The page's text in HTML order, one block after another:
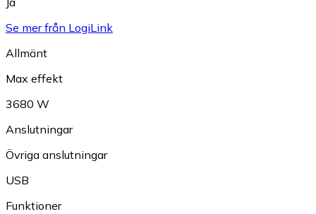
Se mer från LogiLink
Allmänt
Max effekt
3680 W
Anslutningar
Övriga anslutningar
USB
Funktioner